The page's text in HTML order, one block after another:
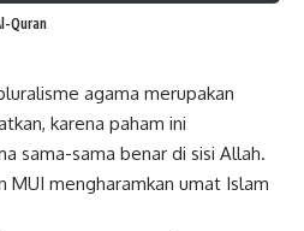
Quran
agama merupakan
karena paham ini
sama-sama benar di sisi Allah.
MUI mengharamkan umat Islam